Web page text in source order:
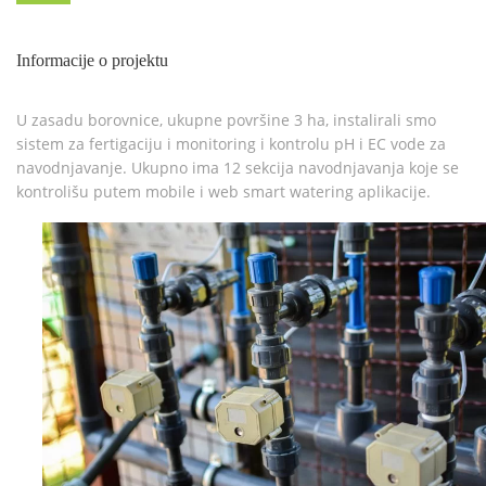
Informacije o projektu
U zasadu borovnice, ukupne površine 3 ha, instalirali smo
sistem za fertigaciju i monitoring i kontrolu pH i EC vode za
navodnjavanje. Ukupno ima 12 sekcija navodnjavanja koje se
kontrolišu putem mobile i web smart watering aplikacije.